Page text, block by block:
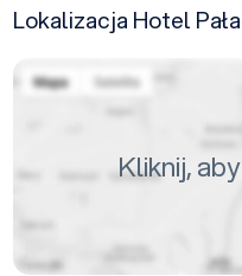
Lokalizacja Hotel
Kliknij,